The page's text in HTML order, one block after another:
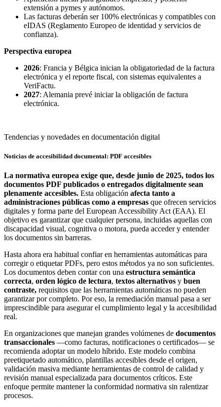
extensión a pymes y autónomos.
Las facturas deberán ser 100% electrónicas y compatibles con
eIDAS (Reglamento Europeo de identidad y servicios de
confianza).
Perspectiva europea
2026: Francia y Bélgica inician la obligatoriedad de la factura
electrónica y el reporte fiscal, con sistemas equivalentes a
VeriFactu.
2027: Alemania prevé iniciar la obligación de factura
electrónica.
Tendencias y novedades en documentación digital
Noticias de accesibilidad documental: PDF accesibles
La normativa europea exige que, desde junio de 2025, todos los
documentos PDF publicados o entregados digitalmente sean
plenamente accesibles. Esta obligación afecta tanto a
administraciones públicas como a empresas que ofrecen servicios
digitales y forma parte del European Accessibility Act (EAA). El
objetivo es garantizar que cualquier persona, incluidas aquellas con
discapacidad visual, cognitiva o motora, pueda acceder y entender
los documentos sin barreras.
Hasta ahora era habitual confiar en herramientas automáticas para
corregir o etiquetar PDFs, pero estos métodos ya no son suficientes.
Los documentos deben contar con una estructura semántica
correcta, orden lógico de lectura, textos alternativos y buen
contraste, requisitos que las herramientas automáticas no pueden
garantizar por completo. Por eso, la remediación manual pasa a ser
imprescindible para asegurar el cumplimiento legal y la accesibilidad
real.
En organizaciones que manejan grandes volúmenes de documentos
transaccionales —como facturas, notificaciones o certificados— se
recomienda adoptar un modelo híbrido. Este modelo combina
preetiquetado automático, plantillas accesibles desde el origen,
validación masiva mediante herramientas de control de calidad y
revisión manual especializada para documentos críticos. Este
enfoque permite mantener la conformidad normativa sin ralentizar
procesos.